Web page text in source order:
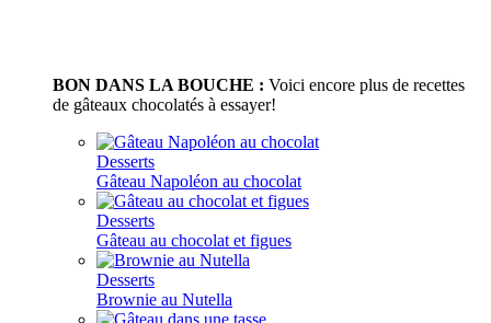
BON DANS LA BOUCHE : Voici encore plus de recettes
de gâteaux chocolatés à essayer!
Desserts
Gâteau Napoléon au chocolat
Desserts
Gâteau au chocolat et figues
Desserts
Brownie au Nutella